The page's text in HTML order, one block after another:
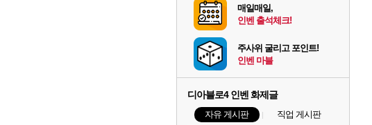
매일매일,
인벤 출석체크!
주사위 굴리고 포인트!
인벤 마블
디아블로4 인벤 화제글
자유 게시판 직업 게시판